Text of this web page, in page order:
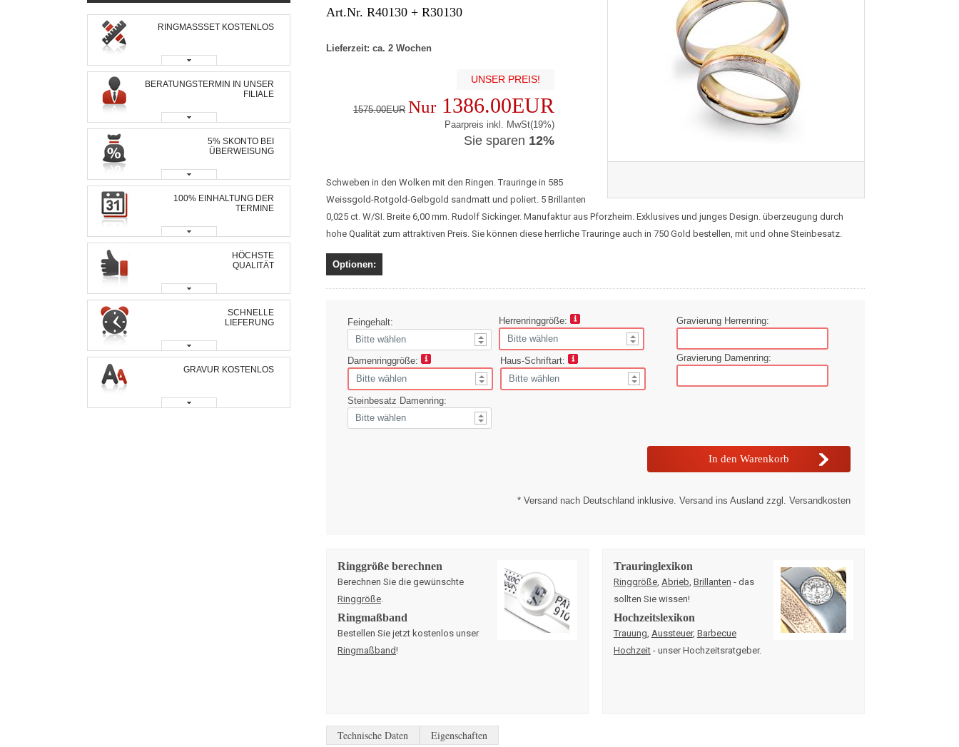
Art.Nr. R40130 + R30130
Lieferzeit: ca. 2 Wochen
UNSER PREIS!
1575.00EUR Nur1386.00EUR
Paarpreis inkl. MwSt(19%)
Sie sparen 12%
Schweben in den Wolken mit den Ringen. Trauringe in 585
Weissgold-Rotgold-Gelbgold sandmatt und poliert. 5 Brillanten
0,025 ct. W/SI. Breite 6,00 mm. Rudolf Sickinger. Manufaktur aus Pforzheim. Exklusives und junges Design. überzeugung durch
hohe Qualität zum attraktiven Preis. Sie können diese herrliche Trauringe auch in 750 Gold bestellen, mit und ohne Steinbesatz.
Optionen:
Feingehalt: Herrenringgröße:
Damenringgröße: Haus-Schriftart:
Steinbesatz Damenring:
Gravierung Herrenring:
Gravierung Damenring:
* Versand nach Deutschland inklusive. Versand ins Ausland zzgl. Versandkosten
Ringgröße berechnen
Berechnen Sie die gewünschte
Ringgröße
Ringmaßband
Bestellen Sie jetzt kostenlos unser
Ringmaßband!
Trauringlexikon
Ringgröße, Abrieb Brillanten - das
sollten Sie wissen!
Hochzeitslexikon
Trauung Aussteuer, Barbecue
Hochzeit- unser Hochzeitsratgeber.
Technische Daten Eigenschaften
RINGMASSSET KOSTENLOS
BERATUNGSTERMIN IN UNSER
FILIALE
5% SKONTO BEI
ÜBERWEISUNG
100% EINHALTUNG DER
TERMINE
HÖCHSTE
QUALITÄT
SCHNELLE
LIEFERUNG
GRAVUR KOSTENLOS